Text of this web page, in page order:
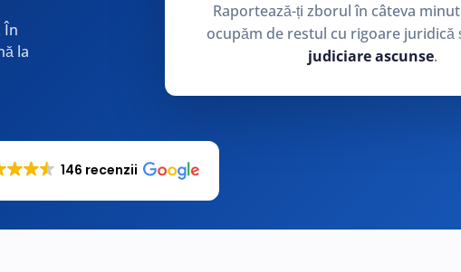
În
la
Raportează-ți zborul în câteva
ocupăm de restul cu rigoare juridică
judiciare ascunse.
146 recenzii